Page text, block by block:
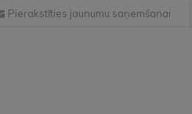
Pierakstīties jaunumu saņemšanai